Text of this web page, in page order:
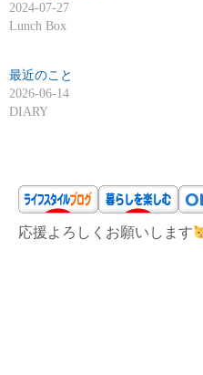
2024-07-27
Lunch Box
最近のこと
2026-06-14
DIARY
応援よろしくお願いします